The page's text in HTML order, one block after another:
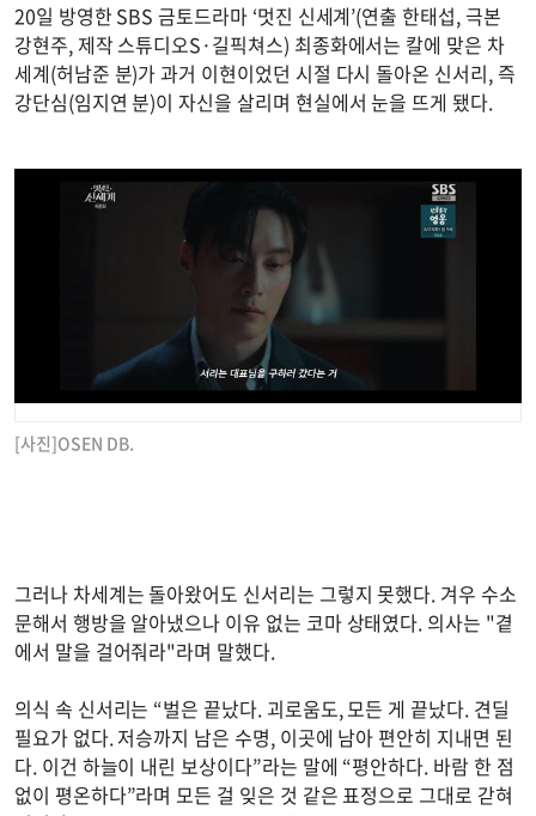
20일 방영한 SBS 금토드라마 ‘멋진 신세계’(연출 한태섭, 극본
강현주, 제작 스튜디오S·길픽쳐스) 최종화에서는 칼에 맞은 차
세계(허남준 분)가 과거 이현이었던 시절 다시 돌아온 신서리, 즉
강단심(임지연 분)이 자신을 살리며 현실에서 눈을 뜨게 됐다.
[사진]OSEN DB.
그러나 차세계는 돌아왔어도 신서리는 그렇지 못했다. 겨우 수소
문해서 행방을 알아냈으나 이유 없는 코마 상태였다. 의사는 "곁
에서 말을 걸어줘라"라며 말했다.
의식 속 신서리는 “벌은 끝났다. 괴로움도, 모든 게 끝났다. 견딜
필요가 없다. 저승까지 남은 수명, 이곳에 남아 편안히 지내면 된
다. 이건 하늘이 내린 보상이다”라는 말에 “평안하다. 바람 한 점
없이 평온하다”라며 모든 걸 잊은 것 같은 표정으로 그대로 갇혀